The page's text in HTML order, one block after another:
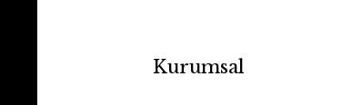
Kurumsal